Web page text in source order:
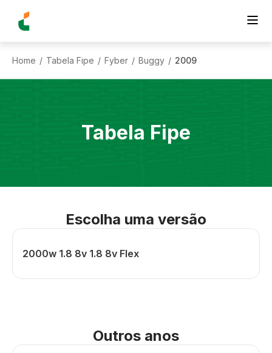
Home / Tabela Fipe / Fyber / Buggy / 2009
Tabela Fipe
Escolha uma versão
2000w 1.8 8v 1.8 8v Flex
Outros anos